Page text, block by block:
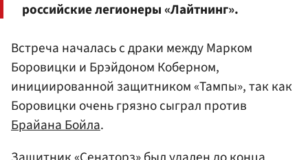
российские легионеры «Лайтнинг».
Встреча началась с драки между Марком
Боровицки и Брэйдоном Коберном,
инициированной защитником «Тампы», так как
Боровицки очень грязно сыграл против
Брайана Бойла.